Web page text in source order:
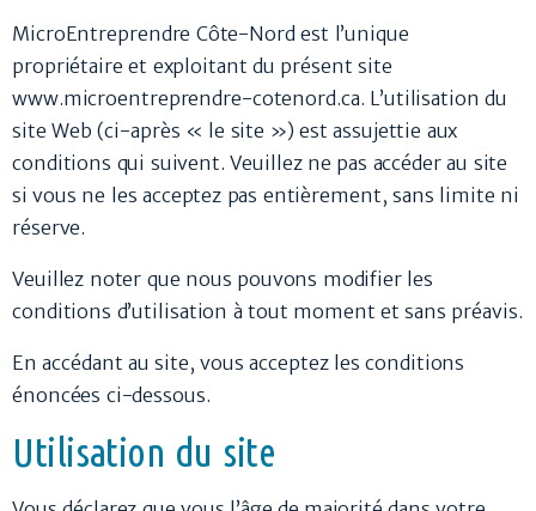
MicroEntreprendre Côte-Nord est l’unique
propriétaire et exploitant du présent site
www.microentreprendre-cotenord.ca. L’utilisation du
site Web (ci-après « le site ») est assujettie aux
conditions qui suivent. Veuillez ne pas accéder au site
si vous ne les acceptez pas entièrement, sans limite ni
réserve.
Veuillez noter que nous pouvons modifier les
conditions d’utilisation à tout moment et sans préavis.
En accédant au site, vous acceptez les conditions
énoncées ci-dessous.
Utilisation du site